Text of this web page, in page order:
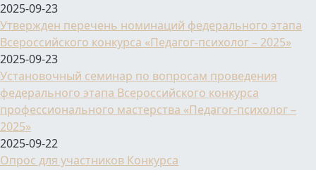
2025-09-23
Утвержден перечень номинаций федерального этапа
Всероссийского конкурса «Педагог-психолог – 2025»
2025-09-23
Установочный семинар по вопросам проведения
федерального этапа Всероссийского конкурса
профессионального мастерства «Педагог-психолог –
2025»
2025-09-22
Опрос для участников Конкурса